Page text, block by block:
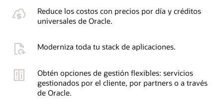
Reduce los costos con precios por día y créditos
universales de Oracle.
Moderniza toda tu stack de aplicaciones.
Obtén opciones de gestión flexibles: servicios
gestionados por el cliente, por partners o a través
de Oracle.